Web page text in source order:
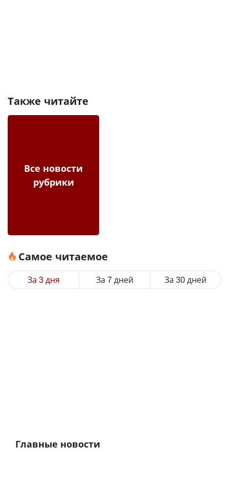
Также читайте
Все новости
рубрики
Самое читаемое
За 3 дня За 7 дней За 30 дней
Главные новости